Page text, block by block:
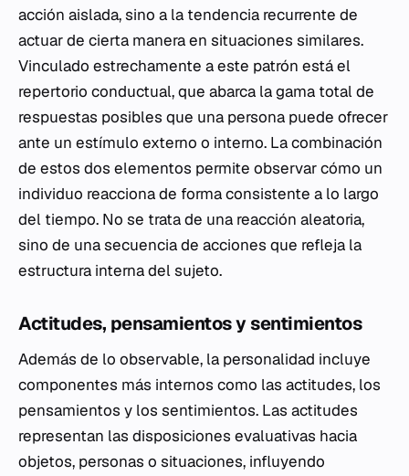
acción aislada, sino a la tendencia recurrente de
actuar de cierta manera en situaciones similares.
Vinculado estrechamente a este patrón está el
repertorio conductual, que abarca la gama total de
respuestas posibles que una persona puede ofrecer
ante un estímulo externo o interno. La combinación
de estos dos elementos permite observar cómo un
individuo reacciona de forma consistente a lo largo
del tiempo. No se trata de una reacción aleatoria,
sino de una secuencia de acciones que refleja la
estructura interna del sujeto.
Actitudes, pensamientos y sentimientos
Además de lo observable, la personalidad incluye
componentes más internos como las actitudes, los
pensamientos y los sentimientos. Las actitudes
representan las disposiciones evaluativas hacia
objetos, personas o situaciones, influyendo